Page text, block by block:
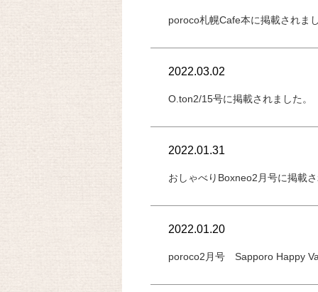
poroco札幌Cafe本に掲載されまし
2022.03.02
O.ton2/15号に掲載されました。
2022.01.31
おしゃべりBoxneo2月号に掲載さ
2022.01.20
poroco2月号 Sapporo Happy